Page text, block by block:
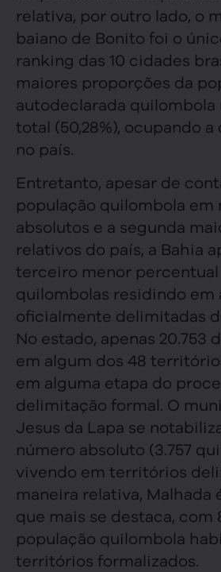
relativa, por outro lado, o
baiano de Bonito foi o
ranking das 10 cidades
maiores proporções da
autodeclarada
total (50,28%), ocupando
no país.
Entretanto, apesar de
população quilombola em
absolutos e a segunda
relativos do país, a Bahia
terceiro menor
quilombolas residindo em
oficialmente delimitadas
No estado, apenas 20.753
em algum dos 48
em alguma etapa do
delimitação formal. O
Jesus da Lapa se
número absoluto (3.757
vivendo em territórios
maneira relativa, Malhada
que mais se destaca, com
população quilombola
territórios formalizados.